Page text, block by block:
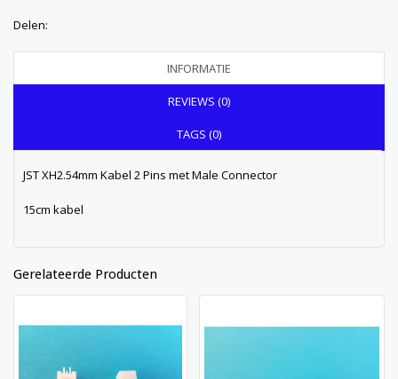
Delen:
INFORMATIE
REVIEWS (0)
TAGS (0)
JST XH2.54mm Kabel 2 Pins met Male Connector
15cm kabel
Gerelateerde Producten